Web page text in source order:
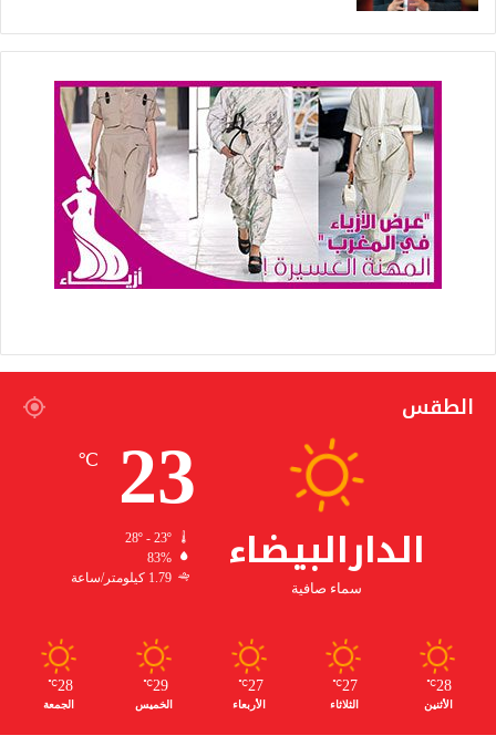
الطقس
الدارالبيضاء
سماء صافية
23
℃
83%
1.79 كيلومتر/ساعة
28
℃
الأثنين
27
℃
الثلاثاء
27
℃
الأربعاء
29
℃
الخميس
28
℃
الجمعة